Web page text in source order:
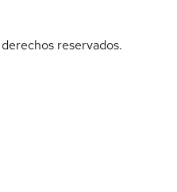
reservados.